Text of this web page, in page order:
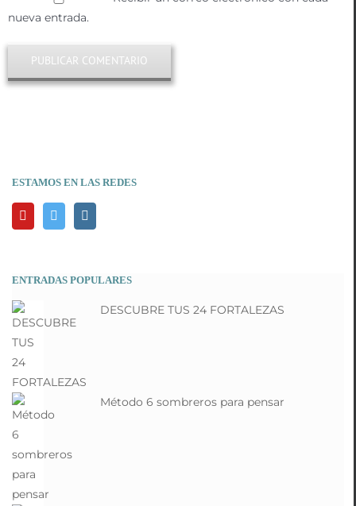
nueva entrada.
ESTAMOS EN LAS REDES
ENTRADAS POPULARES
DESCUBRE TUS 24 FORTALEZAS
Método 6 sombreros para pensar